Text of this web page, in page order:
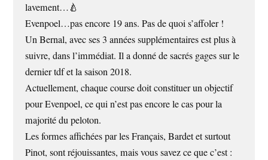
lavement…🍐
Evenpoel…pas encore 19 ans. Pas de quoi s’affoler !
Un Bernal, avec ses 3 années supplémentaires est plus à
suivre, dans l’immédiat. Il a donné de sacrés gages sur le
dernier tdf et la saison 2018.
Actuellement, chaque course doit constituer un objectif
pour Evenpoel, ce qui n’est pas encore le cas pour la
majorité du peloton.
Les formes affichées par les Français, Bardet et surtout
Pinot, sont réjouissantes, mais vous savez ce que c’est :